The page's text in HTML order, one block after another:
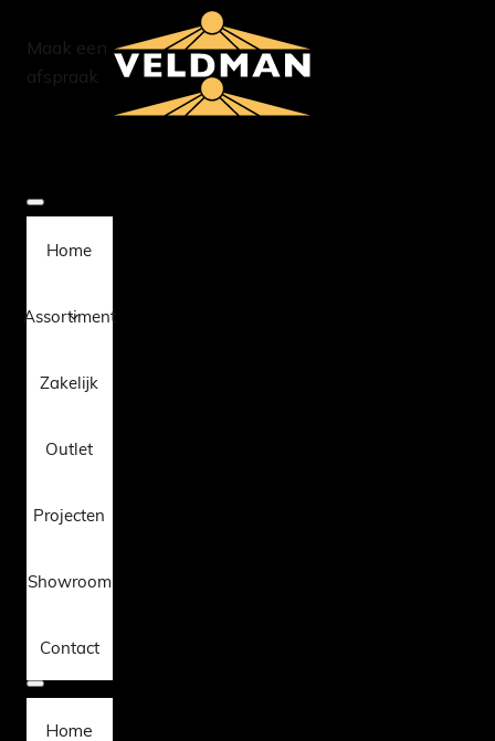
Home
Assortiment
Zakelijk
Outlet
Projecten
Showroom
Contact
Home
Maak een
afspraak